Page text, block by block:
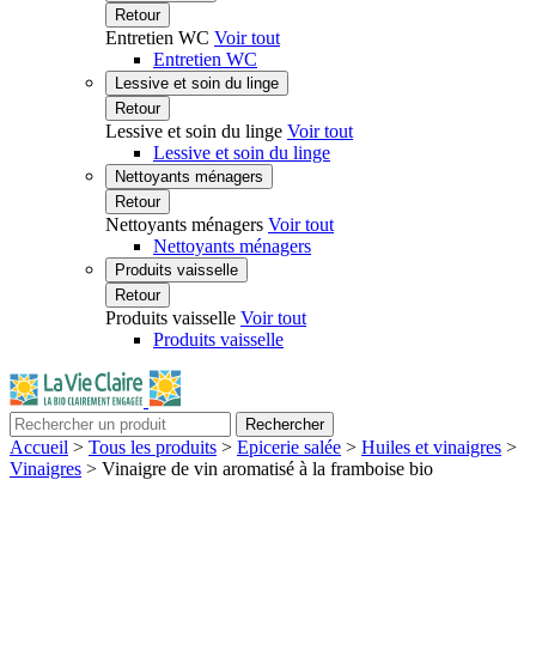
Retour
Entretien WC Voir tout
Entretien WC
Lessive et soin du linge
Retour
Lessive et soin du linge Voir tout
Lessive et soin du linge
Nettoyants ménagers
Retour
Nettoyants ménagers Voir tout
Nettoyants ménagers
Produits vaisselle
Retour
Produits vaisselle Voir tout
Produits vaisselle
Rechercher
Accueil > Tous les produits > Epicerie salée > Huiles et vinaigres >
Vinaigres > Vinaigre de vin aromatisé à la framboise bio